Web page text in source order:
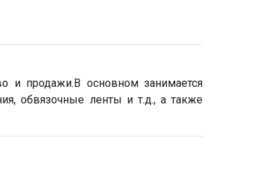
и продажи.В основном занимается
обвязочные ленты и т.д., а также